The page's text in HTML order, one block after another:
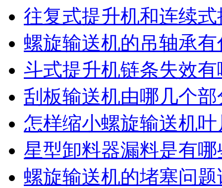
往复式提升机和连续
螺旋输送机的吊轴承
斗式提升机链条失效
刮板输送机由哪几个
怎样缩小螺旋输送机
星型卸料器漏料是有
螺旋输送机的堵塞问